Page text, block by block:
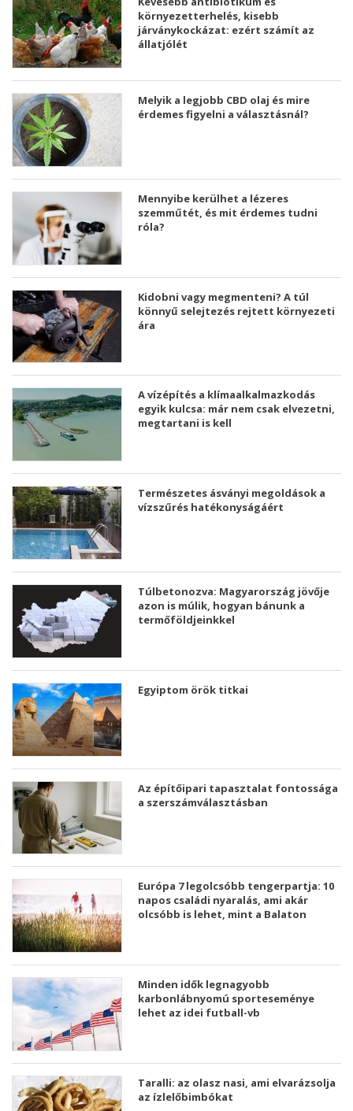
környezetterhelés, kisebb
járványkockázat: ezért számít az
állatjólét
Melyik a legjobb CBD olaj és mire
érdemes figyelni a választásnál?
Mennyibe kerülhet a lézeres
szemműtét, és mit érdemes tudni
róla?
Kidobni vagy megmenteni? A túl
könnyű selejtezés rejtett környezeti
ára
A vízépítés a klímaalkalmazkodás
egyik kulcsa: már nem csak elvezetni,
megtartani is kell
Természetes ásványi megoldások a
vízszűrés hatékonyságáért
Túlbetonozva: Magyarország jövője
azon is múlik, hogyan bánunk a
termőföldjeinkkel
Egyiptom örök titkai
Az építőipari tapasztalat fontossága
a szerszámválasztásban
Európa 7 legolcsóbb tengerpartja: 10
napos családi nyaralás, ami akár
olcsóbb is lehet, mint a Balaton
Minden idők legnagyobb
karbonlábnyomú sporteseménye
lehet az idei futball-vb
Taralli: az olasz nasi, ami elvarázsolja
az ízlelőbimbókat